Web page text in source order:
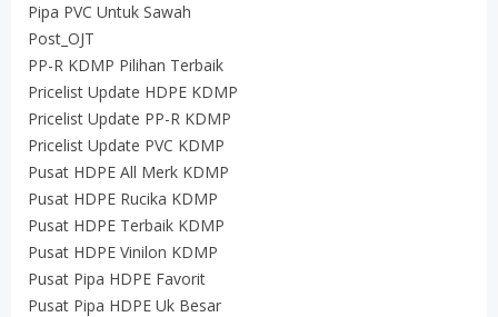
Pipa PVC Untuk Sawah
Post_OJT
PP-R KDMP Pilihan Terbaik
Pricelist Update HDPE KDMP
Pricelist Update PP-R KDMP
Pricelist Update PVC KDMP
Pusat HDPE All Merk KDMP
Pusat HDPE Rucika KDMP
Pusat HDPE Terbaik KDMP
Pusat HDPE Vinilon KDMP
Pusat Pipa HDPE Favorit
Pusat Pipa HDPE Uk Besar